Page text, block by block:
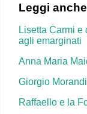
Leggi anche
Lisetta Carmi
agli emarginati
Anna Maria
Giorgio
Raffaello e la